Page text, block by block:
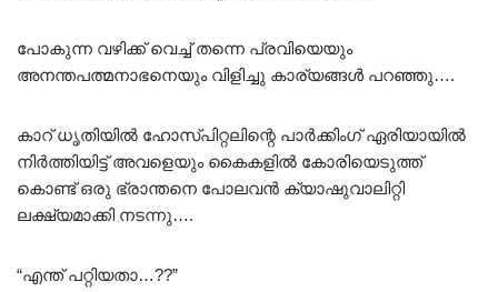
പോകുന്ന വഴിക്ക് വെച്ച് തന്നെ പ്രവിയെയും
അനന്തപത്മനാഭനെയും വിളിച്ചു കാര്യങ്ങൾ പറഞ്ഞു….
കാറ് ധൃതിയിൽ ഹോസ്പിറ്റലിന്റെ പാർക്കിംഗ് ഏരിയായിൽ
നിർത്തിയിട്ട് അവളെയും കൈകളിൽ കോരിയെടുത്ത്
കൊണ്ട് ഒരു ഭ്രാന്തനെ പോലവൻ ക്യാഷുവാലിറ്റി
ലക്ഷ്യമാക്കി നടന്നു….
“എന്ത് പറ്റിയതാ…??”